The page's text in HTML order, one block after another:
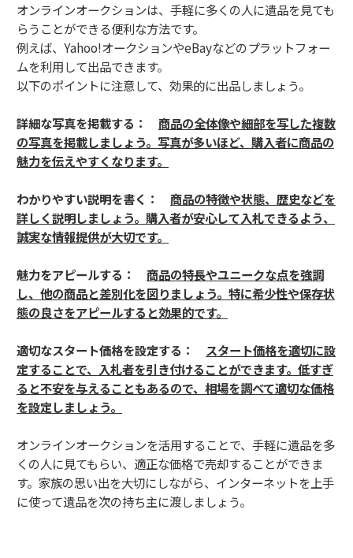
オンラインオークションは、手軽に多くの人に遺品を見ても
らうことができる便利な方法です。
例えば、Yahoo!オークションやeBayなどのプラットフォー
ムを利用して出品できます。
以下のポイントに注意して、効果的に出品しましょう。
詳細な写真を掲載する： 商品の全体像や細部を写した複数
の写真を掲載しましょう。写真が多いほど、購入者に商品の
魅力を伝えやすくなります。
わかりやすい説明を書く： 商品の特徴や状態、歴史などを
詳しく説明しましょう。購入者が安心して入札できるよう、
誠実な情報提供が大切です。
魅力をアピールする： 商品の特長やユニークな点を強調
し、他の商品と差別化を図りましょう。特に希少性や保存状
態の良さをアピールすると効果的です。
適切なスタート価格を設定する： スタート価格を適切に設
定することで、入札者を引き付けることができます。低すぎ
ると不安を与えることもあるので、相場を調べて適切な価格
を設定しましょう。
オンラインオークションを活用することで、手軽に遺品を多
くの人に見てもらい、適正な価格で売却することができま
す。家族の思い出を大切にしながら、インターネットを上手
に使って遺品を次の持ち主に渡しましょう。